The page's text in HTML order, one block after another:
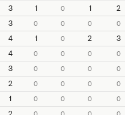
3 1 0 1 2
3 0 0 0 0
4 1 0 2 3
4 0 0 0 0
3 0 0 0 0
2 0 0 0 0
1 0 0 0 0